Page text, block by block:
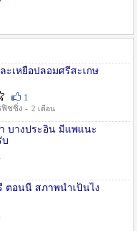
เหยื่อปลอมศรีสะเกษ
1
ฟิชชิ่ง - 2 เดือน
บางประอิน มีแพแนะ
ตอนนี้ สภาพน้ำเป็นไง